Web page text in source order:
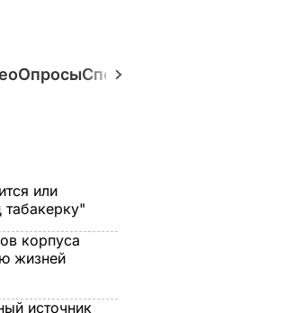
ОпросыСпецпроекты
или
табакерку"
корпуса
жизней
источник